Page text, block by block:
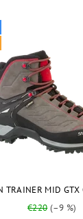
TRAINER MID GTX
€220(–9 %)